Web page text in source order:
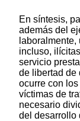
En síntesis,
además del
incluso,
servicio
de libertad de
ocurre con
víctimas de
necesario
del desarrollo